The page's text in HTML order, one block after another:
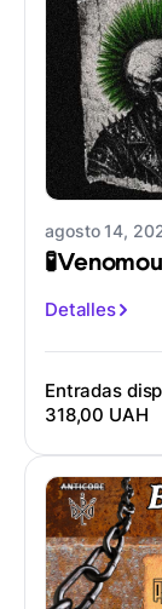
agosto 14,
Detalles
Entradas
318,00 UAH